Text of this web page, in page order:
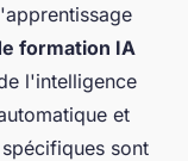
formation IA
l'intelligence
et
sont